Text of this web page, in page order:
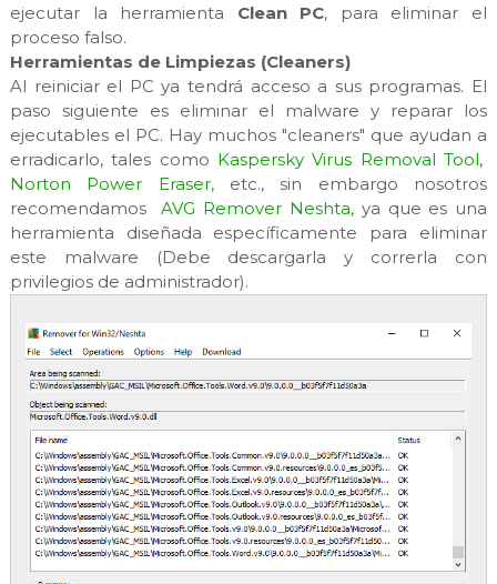
ejecutar la herramienta Clean PC, para eliminar el
proceso falso.
Herramientas de Limpiezas (Cleaners)
Al reiniciar el PC ya tendrá acceso a sus programas. El
paso siguiente es eliminar el malware y reparar los
ejecutables el PC. Hay muchos "cleaners" que ayudan a
erradicarlo, tales como Kaspersky Virus Removal Tool,
Norton Power Eraser, etc., sin embargo nosotros
recomendamosAVG Remover Neshta, ya que es una
herramienta diseñada específicamente para eliminar
este malware (Debe descargarla y correrla con
privilegios de administrador).